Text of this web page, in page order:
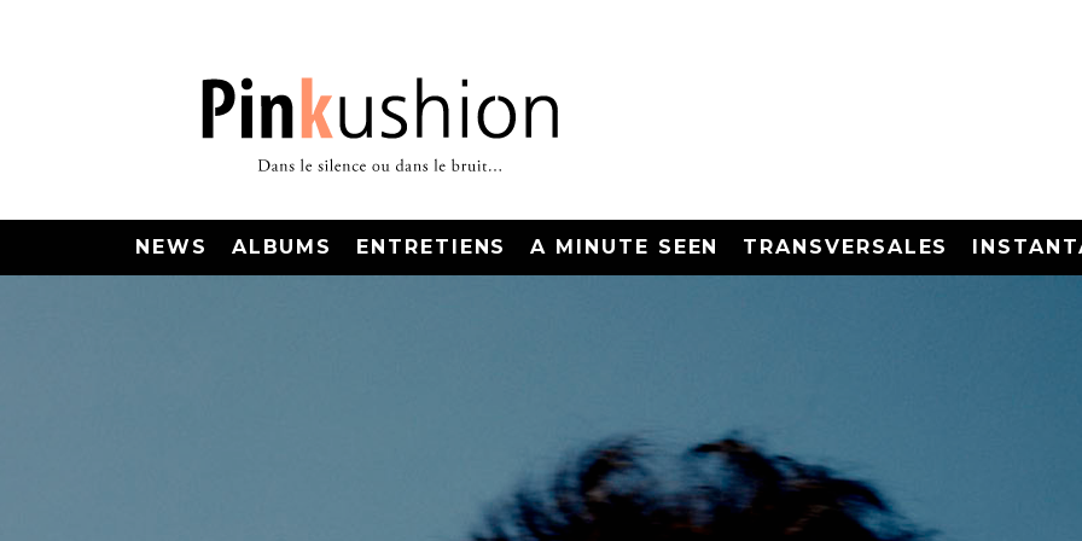
NEWS ALBUMS ENTRETIENS A MINUTE SEEN TRANSVERSALES